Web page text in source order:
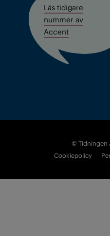
Läs tidigare
nummer av
Accent
© Tidningen
Cookiepolicy